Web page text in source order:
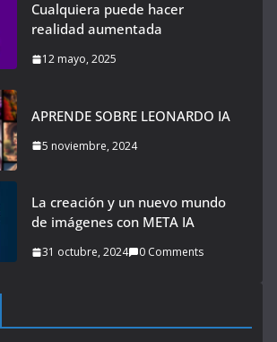
Cualquiera puede hacer
realidad aumentada
12 mayo, 2025
APRENDE SOBRE LEONARDO IA
5 noviembre, 2024
La creación y un nuevo mundo
de imágenes con META IA
31 octubre, 2024 0 Comments